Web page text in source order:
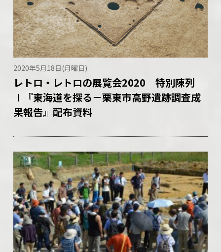
2020年5月18日(月曜日)
レトロ・レトロの展覧会2020 特別陳列
Ⅰ『東海道を探る－栗東市高野遺跡調査成
果報告』配布資料